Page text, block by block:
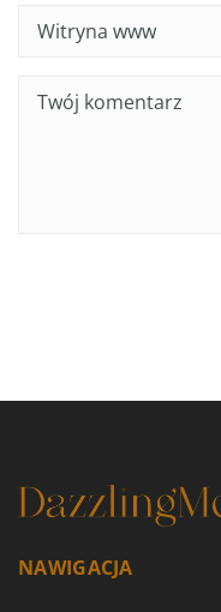
NAWIGACJA